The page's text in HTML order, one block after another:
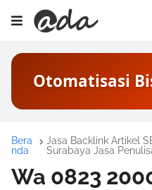
Otomatisasi
Bera
nda
Jasa Backlink Artikel
Surabaya Jasa
Wa 0823